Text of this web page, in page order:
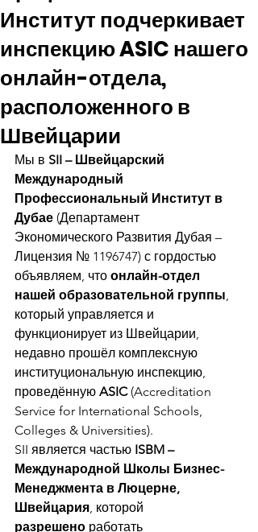
Институт подчеркивает
инспекцию ASIC нашего
онлайн-отдела,
расположенного в
Швейцарии
Мы в SII – Швейцарский
Международный
Профессиональный Институт в
Дубае (Департамент
Экономического Развития Дубая –
Лицензия № 1196747) с гордостью
объявляем, что онлайн-отдел
нашей образовательной группы,
который управляется и
функционирует из Швейцарии,
недавно прошёл комплексную
институциональную инспекцию,
проведённую ASIC (Accreditation
Service for International Schools,
Colleges & Universities).
SII является частью ISBM –
Международной Школы Бизнес-
Менеджмента в Люцерне,
Швейцария, которой
разрешено работать